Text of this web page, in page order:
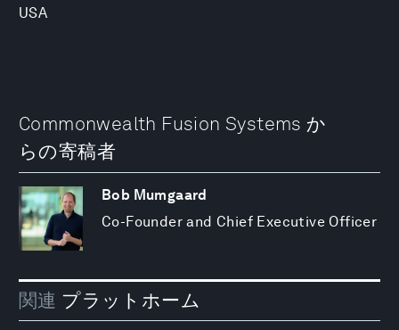
USA
Commonwealth Fusion Systems か
らの寄稿者
Bob Mumgaard
Co-Founder and Chief Executive Officer
関連 プラットホーム